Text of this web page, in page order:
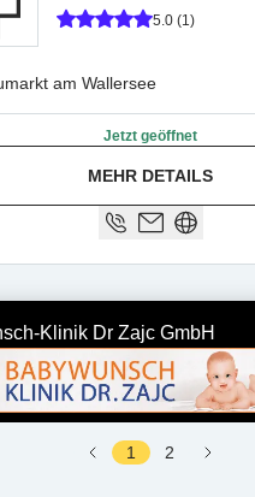
5.0 (1)
am Wallersee
Jetzt geöffnet
MEHR DETAILS
Klinik Dr Zajc GmbH
1 2